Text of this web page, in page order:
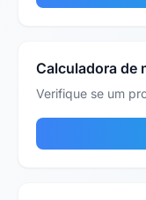
Calculadora de
Verifique se um